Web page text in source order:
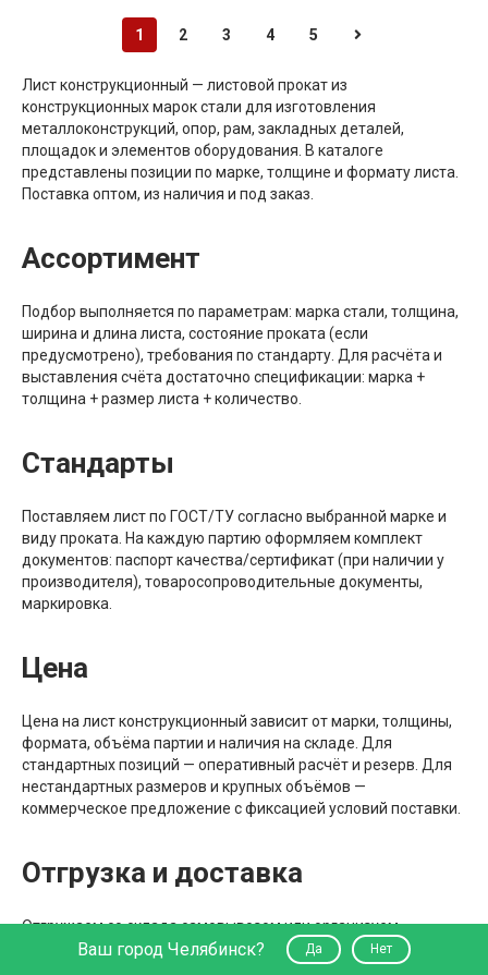
1 2 3 4 5
Лист конструкционный — листовой прокат из
конструкционных марок стали для изготовления
металлоконструкций, опор, рам, закладных деталей,
площадок и элементов оборудования. В каталоге
представлены позиции по марке, толщине и формату листа.
Поставка оптом, из наличия и под заказ.
Ассортимент
Подбор выполняется по параметрам: марка стали, толщина,
ширина и длина листа, состояние проката (если
предусмотрено), требования по стандарту. Для расчёта и
выставления счёта достаточно спецификации: марка +
толщина + размер листа + количество.
Стандарты
Поставляем лист по ГОСТ/ТУ согласно выбранной марке и
виду проката. На каждую партию оформляем комплект
документов: паспорт качества/сертификат (при наличии у
производителя), товаросопроводительные документы,
маркировка.
Цена
Цена на лист конструкционный зависит от марки, толщины,
формата, объёма партии и наличия на складе. Для
стандартных позиций — оперативный расчёт и резерв. Для
нестандартных размеров и крупных объёмов —
коммерческое предложение с фиксацией условий поставки.
Отгрузка и доставка
Отгружаем со склада самовывозом или организуем
доставку по России через транспортные компании. Лист
упаковываем и фиксируем под перевозку, чтобы исключить
Ваш город Челябинск? Да Нет